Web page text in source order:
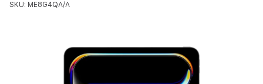
SKU: ME8G4QA/A